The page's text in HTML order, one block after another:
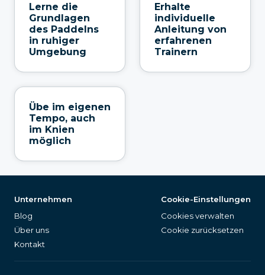
Lerne die
Grundlagen
des Paddelns
in ruhiger
Umgebung
Erhalte
individuelle
Anleitung von
erfahrenen
Trainern
Übe im eigenen
Tempo, auch
im Knien
möglich
Unternehmen
Blog
Über uns
Kontakt
Cookie-Einstellungen
Cookies verwalten
Cookie zurücksetzen